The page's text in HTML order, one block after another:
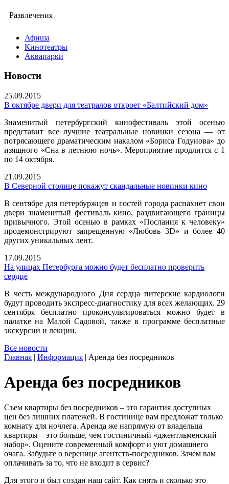
Развлечения
Афиша
Кинотеатры
Аквапарки
Новости
25.09.2015
В октябре двери для театралов откроет «Балтийский дом»
Знаменитый петербургский кинофестиваль этой осенью
представит все лучшие театральные новинки сезона — от
потрясающего драматическим накалом «Бориса Годунова» до
изящного «Сна в летнюю ночь». Мероприятие продлится с 1
по 14 октября.
21.09.2015
В Северной столице покажут скандальные новинки кино
В сентябре для петербуржцев и гостей города распахнет свои
двери знаменитый фестиваль кино, раздвигающего границы
привычного. Этой осенью в рамках «Послания к человеку»
продемонстрируют запрещенную «Любовь 3D» и более 40
других уникальных лент.
17.09.2015
На улицах Петербурга можно будет бесплатно проверить
сердце
В честь международного Дня сердца питерские кардиологи
будут проводить экспресс-диагностику для всех желающих. 29
сентября бесплатно проконсультироваться можно будет в
палатке на Малой Садовой, также в программе бесплатные
экскурсии и лекции.
Все новости
Главная | Информация | Аренда без посредников
Аренда без посредников
Съем квартиры без посредников – это гарантия доступных
цен без лишних платежей. В гостинице вам предложат только
комнату для ночлега. Аренда же напрямую от владельца
квартиры – это больше, чем гостиничный «джентльменский
набор». Оцените современный комфорт и уют домашнего
очага. Забудьте о веренице агентств-посредников. Зачем вам
оплачивать за то, что не входит в сервис?
Для этого и был создан наш сайт. Как снять и сколько это